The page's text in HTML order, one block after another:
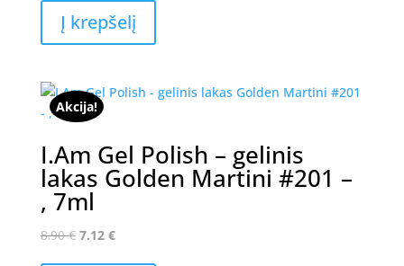
was:
43.00 €.
is:
34.40 €.
Į krepšelį
Akcija!
I.Am Gel Polish – gelinis
lakas Golden Martini #201 –
, 7ml
8.90€ Original
7.12 €Current